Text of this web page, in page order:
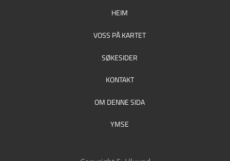
HEIM
VOSS PÅ KARTET
SØKESIDER
KONTAKT
OM DENNE SIDA
YMSE